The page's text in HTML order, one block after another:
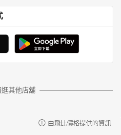
逛其他店舖
由飛比價格提供的資訊